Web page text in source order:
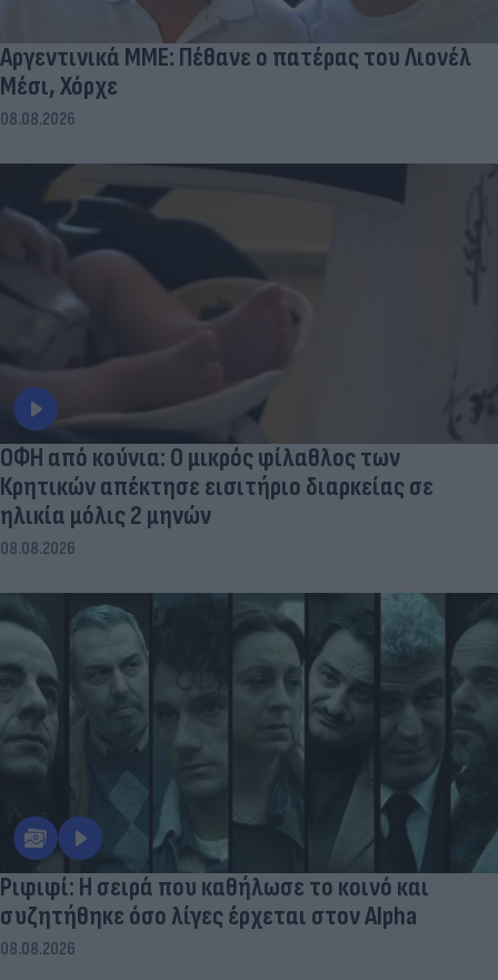
Αργεντινικά ΜΜΕ: Πέθανε ο πατέρας του Λιονέλ
Μέσι, Χόρχε
08.08.2026
ΟΦΗ από κούνια: Ο μικρός φίλαθλος των
Κρητικών απέκτησε εισιτήριο διαρκείας σε
ηλικία μόλις 2 μηνών
08.08.2026
Ριφιφί: Η σειρά που καθήλωσε το κοινό και
συζητήθηκε όσο λίγες έρχεται στον Alpha
08.08.2026